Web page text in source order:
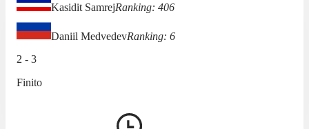
Kasidit SamrejRanking: 406
Daniil MedvedevRanking: 6
2 - 3
Finito